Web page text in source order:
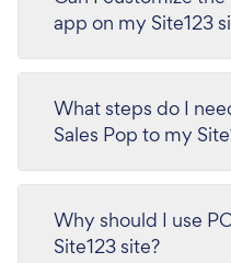
app on my Site123
What steps do I
Sales Pop to my
Why should I use
Site123 site?